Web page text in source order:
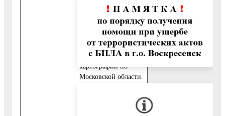
Федеральной
службы
государственной
регистрации,
кадастра и
картографии по
Московской области.